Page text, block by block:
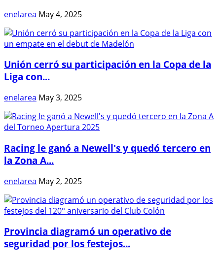
enelarea May 4, 2025
Unión cerró su participación en la Copa de la
Liga con...
enelarea May 3, 2025
Racing le ganó a Newell's y quedó tercero en
la Zona A...
enelarea May 2, 2025
Provincia diagramó un operativo de
seguridad por los festejos...